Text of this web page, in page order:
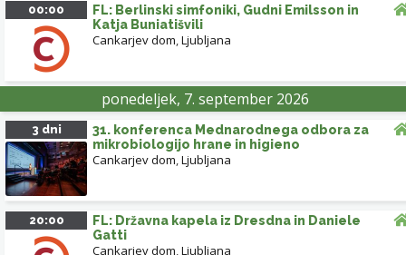
00:00
FL: Berlinski simfoniki, Gudni Emilsson in
Katja Buniatišvili
Cankarjev dom,Ljubljana
ponedeljek, 7. september 2026
3 dni
31. konferenca Mednarodnega odbora za
mikrobiologijo hrane in higieno
Cankarjev dom,Ljubljana
20:00
FL: Državna kapela iz Dresdna in Daniele
Gatti
Cankarjev dom,Ljubljana